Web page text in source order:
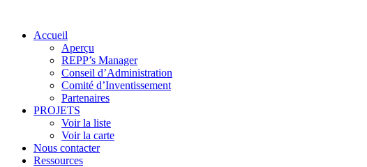
Accueil
Aperçu
REPP’s Manager
Conseil d’Administration
Comité d’Inventissement
Partenaires
PROJETS
Voir la liste
Voir la carte
Nous contacter
Ressources